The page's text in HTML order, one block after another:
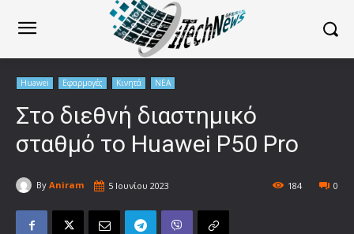
Huawei Εφαρμογές Κινητά ΝΕΑ
Στο διεθνή διαστημικό
σταθμό το Huawei P50 Pro
By Aniram 5 Ιουνίου 2023 0
184